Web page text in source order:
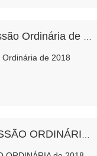
Ordinária de 2018